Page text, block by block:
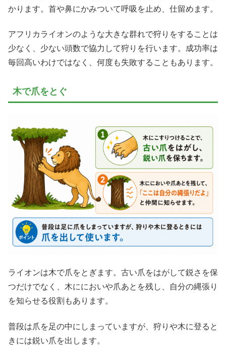
かります。首や鼻にかみついて呼吸を止め、仕留めます。
アフリカライオンのような大きな群れで狩りをすることは
少なく、少ない頭数で協力して狩りを行います。成功率は
毎回高いわけではなく、何度も失敗することもあります。
木で爪をとぐ
ライオンは木で爪をとぎます。古い爪をはがして鋭さを保
つだけでなく、木ににおいや爪あとを残し、自分の縄張り
を知らせる役割もあります。
普段は爪を足の中にしまっていますが、狩りや木に登ると
きには鋭い爪を出します。